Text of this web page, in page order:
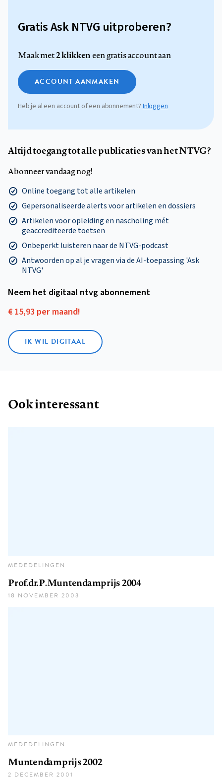
Gratis Ask NTVG uitproberen?
Maak met2 klikkeneen gratis account aan
ACCOUNT AANMAKEN
Heb je al een account of een abonnement? Inloggen
Altijd toegang tot alle publicaties van het NTVG?
Abonneer vandaag nog!
Online toegang tot alle artikelen
Gepersonaliseerde alerts voor artikelen en dossiers
Artikelen voor opleiding en nascholing mét
geaccrediteerde toetsen
Onbeperkt luisteren naar de NTVG-podcast
Antwoorden op al je vragen via de AI-toepassing 'Ask
NTVG'
Neem het digitaal ntvg abonnement
€ 15,93 per maand!
IK WIL DIGITAAL
Ook interessant
MEDEDELINGEN
Prof.dr.P.Muntendamprijs 2004
18 NOVEMBER 2003
MEDEDELINGEN
Muntendamprijs 2002
2 DECEMBER 2001